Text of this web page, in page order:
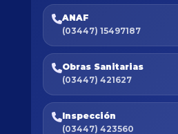
ANAF
(03447) 15497187
Obras Sanitarias
(03447) 421627
Inspección
(03447) 423560